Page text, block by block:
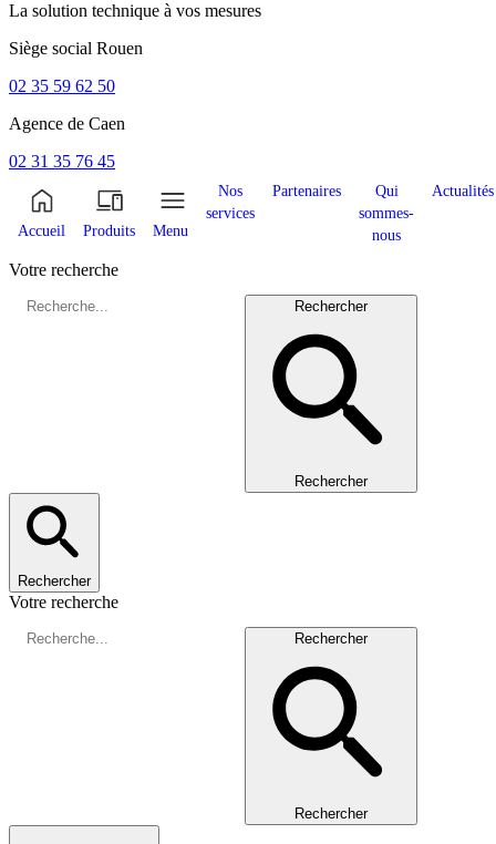
La solution technique à vos mesures
Siège social Rouen
02 35 59 62 50
Agence de Caen
02 31 35 76 45
Accueil Produits Menu
Nos
services
Partenaires
Qui
sommes-
nous
Actualités
Votre recherche
Rechercher
Rechercher
Rechercher
Votre recherche
Rechercher
Rechercher